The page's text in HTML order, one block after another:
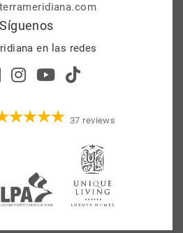
Síguenos
en las redes
37 reviews